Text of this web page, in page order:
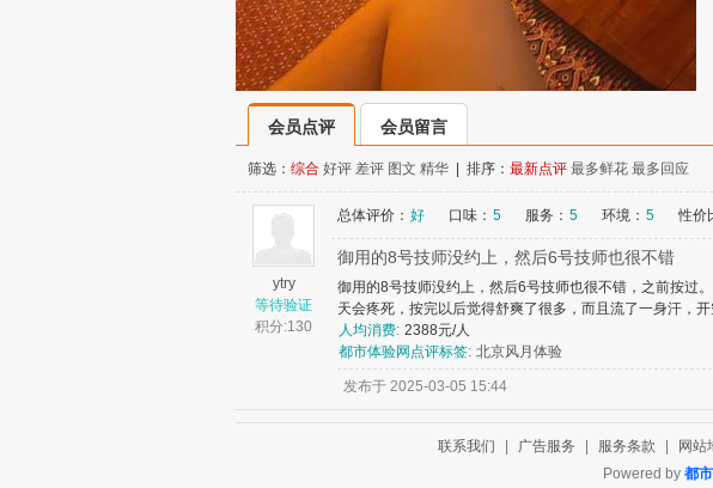
会员点评 会员留言
筛选： 综合 好评 差评 图文 精华 | 排序： 最新点评 最多鲜花 最多回应
ytry
等待验证
积分:130
总体评价： 好 口味： 5 服务： 5 环境： 5 性价
御用的8号技师没约上，然后6号技师也很不错
御用的8号技师没约上，然后6号技师也很不错，之前按过
天会疼死，按完以后觉得舒爽了很多，而且流了一身汗，
人均消费: 2388元/人
都市体验网点评标签: 北京风月体验
发布于 2025-03-05 15:44
联系我们 广告服务 服务条款 网站
Powered by 都